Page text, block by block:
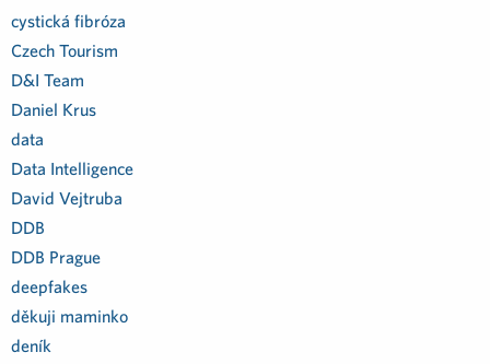
cystická fibróza
Czech Tourism
D&I Team
Daniel Krus
data
Data Intelligence
David Vejtruba
DDB
DDB Prague
deepfakes
děkuji maminko
deník